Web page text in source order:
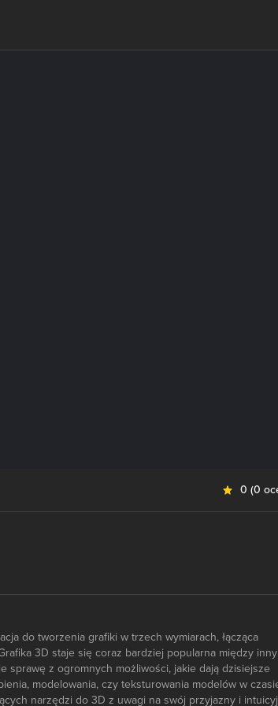
0 (0
do tworzenia grafiki w trzech wymiarach, łącząca
3D staje się coraz bardziej popularna między
sprawę z ogromnych możliwości, jakie dają dzisiejsze
modelowania, czy teksturowania modelów w
narzędzi do 3D z uwagi na swój przyjazny i